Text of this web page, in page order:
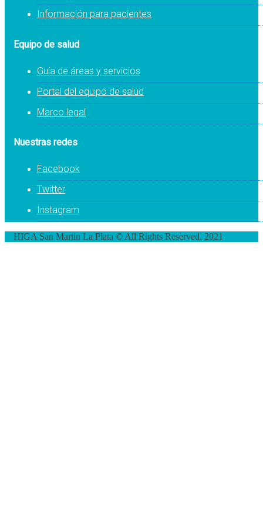
Información para pacientes
Equipo de salud
Guía de áreas y servicios
Portal del equipo de salud
Marco legal
Nuestras redes
Facebook
Twitter
Instagram
HIGA San Martin La Plata © All Rights Reserved. 2021